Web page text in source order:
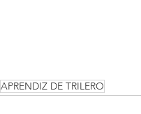
APRENDIZ DE TRILERO